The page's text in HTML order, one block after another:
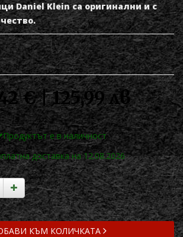
Daniel Klein са оригинални и с
€ | 125,99 лв
Продуктът е в наличност
доставка на 12.08.2026
КЪМ КОЛИЧКАТА